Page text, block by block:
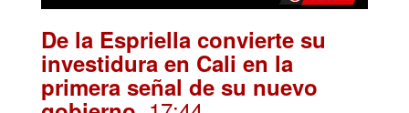
De la Espriella convierte su
investidura en Cali en la
primera señal de su nuevo